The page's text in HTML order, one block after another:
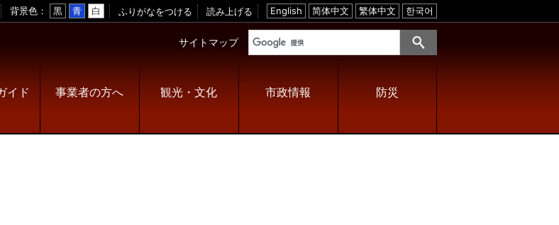
背景色 黒 青 白 ふりがなをつける 読み上げる
E
n
g
l
i
简
体
繁
体
한
국
サイトマップ
イド 事業者の方へ 観光・文化 市政情報 防災